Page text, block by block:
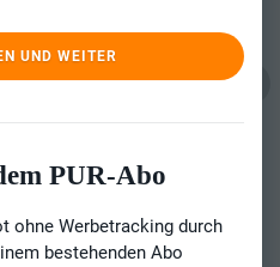
UND WEITER
PUR-Abo
ohne Werbetracking durch
bestehenden Abo